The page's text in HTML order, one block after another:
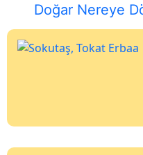
Doğar Nereye